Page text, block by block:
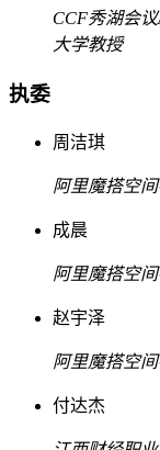
CCF秀湖会
大学教授
执委
周洁琪
阿里魔搭空
成晨
阿里魔搭空
赵宇泽
阿里魔搭空
付达杰